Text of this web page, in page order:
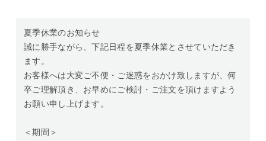
夏季休業のお知らせ
誠に勝手ながら、下記日程を夏季休業とさせていただき
ます。
お客様へは大変ご不便・ご迷惑をおかけ致しますが、何
卒ご理解頂き、お早めにご検討・ご注文を頂けますよう
お願い申し上げます。
＜期間＞